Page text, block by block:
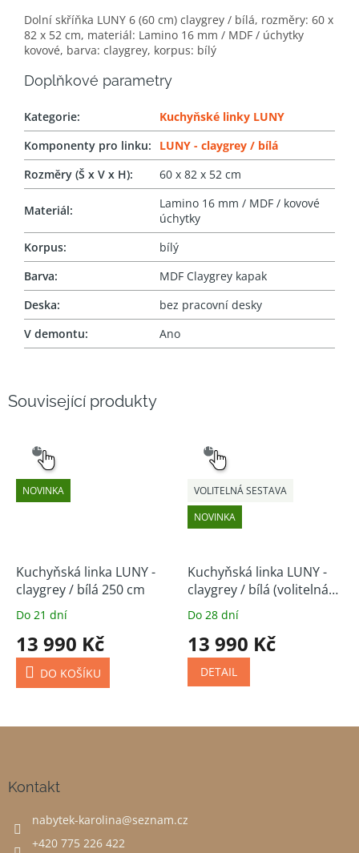
Související produkty
NOVINKA
VÝBĚR
Kuchyňská linka LUNY -
claygrey / bílá 250 cm
Do 21 dní
13 990 Kč
DO KOŠÍKU
NOVINKA
VOLITELNÁ SESTAVA
VÝBĚR
Kuchyňská linka LUNY -
claygrey / bílá (volitelná
sestava)
Do 28 dní
13 990 Kč
DETAIL
Dolní skříňka LUNY 6 (60 cm) claygrey / bílá, rozměry: 60 x
82 x 52 cm, materiál: Lamino 16 mm / MDF / úchytky
kovové, barva: claygrey, korpus: bílý
Doplňkové parametry
Kategorie:
Kuchyňské linky LUNY
Komponenty pro linku:
LUNY - claygrey / bílá
Rozměry (Š x V x H): 60 x 82 x 52 cm
Materiál:
Lamino 16 mm / MDF / kovové
úchytky
Korpus:
bílý
Barva:
MDF Claygrey kapak
Deska:
bez pracovní desky
V demontu: Ano
Kontakt
nabytek-karolina@seznam.cz
+420 775 226 422